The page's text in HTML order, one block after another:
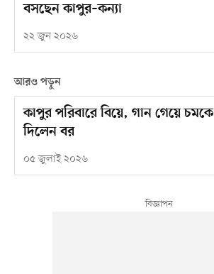
বসছেন কাপুর–কন্যা
২২ জুন ২০২৬
আরও পড়ুন
কাপুর পরিবারে বিয়ে, গান গেয়ে চমকে
দিলেন বর
০৫ জুলাই ২০২৬